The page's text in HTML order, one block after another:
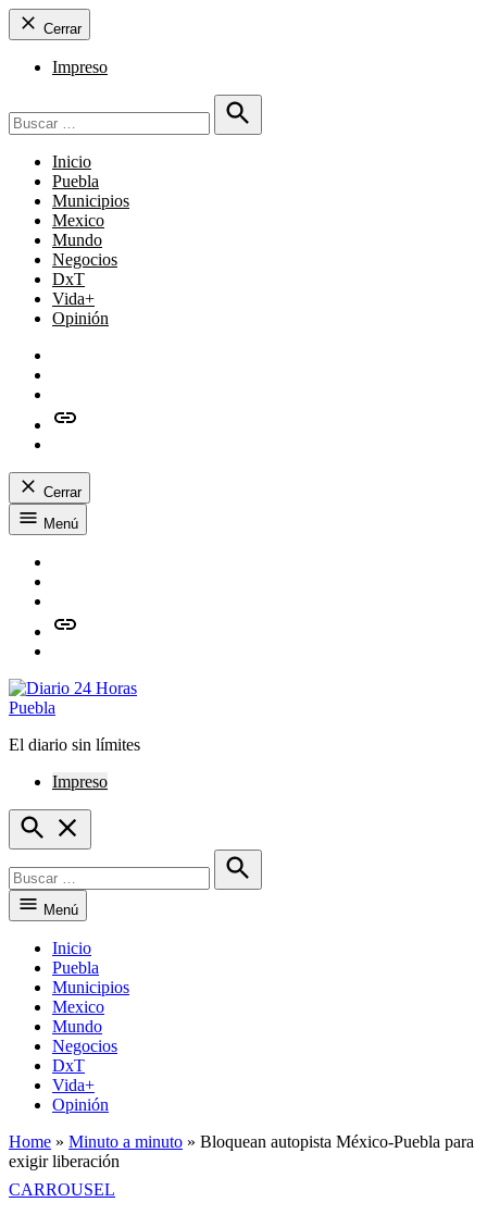
Cerrar
Impreso
Buscar
Inicio
Puebla
Municipios
Mexico
Mundo
Negocios
DxT
Vida+
Opinión
issuu
Cerrar
Saltar
al
Menú
issuu
El diario sin límites
Impreso
Open
Search
Buscar
Menú
Inicio
Puebla
Municipios
Mexico
Mundo
Negocios
DxT
Vida+
Opinión
Home » Minuto a minuto » Bloquean autopista México-Puebla para
exigir liberación
PUBLICADO
CARROUSEL